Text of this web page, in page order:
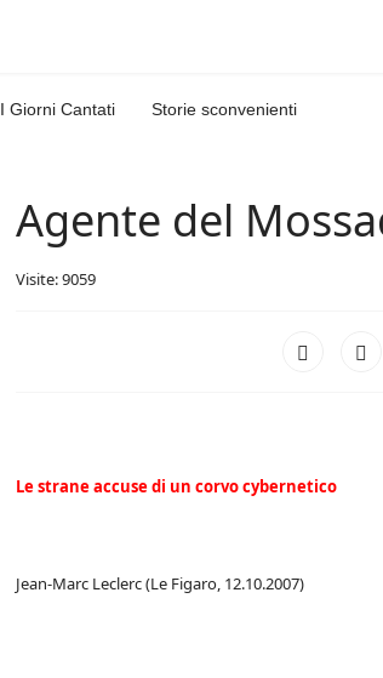
I Giorni Cantati Storie sconvenienti
Agente del
Visite: 9059
Le strane accuse di un corvo cybernetico
Jean-Marc Leclerc (Le Figaro, 12.10.2007)